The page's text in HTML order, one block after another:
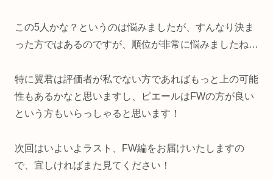
この5人かな？というのは悩みましたが、すんなり決ま
った方ではあるのですが、順位が非常に悩みましたね…
特に翼君は評価者が私でない方であればもっと上の可能
性もあるかなと思いますし、ピエールはFWの方が良い
という方もいらっしゃると思います！
次回はいよいよラスト、FW編をお届けいたしますの
で、宜しければまた見てください！